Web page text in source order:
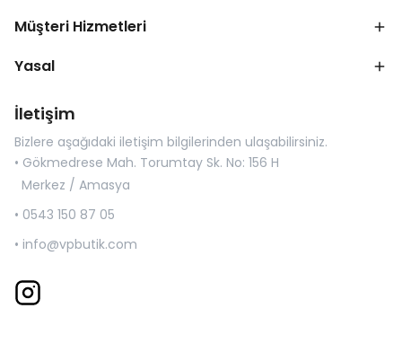
Müşteri Hizmetleri
Yasal
İletişim
Bizlere aşağıdaki iletişim bilgilerinden ulaşabilirsiniz.
• Gökmedrese Mah. Torumtay Sk. No: 156 H
Merkez / Amasya
• 0543 150 87 05
• info@vpbutik.com